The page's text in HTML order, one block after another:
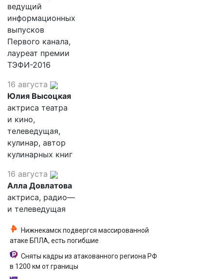
ведущий
информационных
выпусков
Первого канала,
лауреат премии
ТЭФИ-2016
16 августа
Юлия Высоцкая
актриса театра
и кино,
телеведущая,
кулинар, автор
кулинарных книг
16 августа
Алла Довлатова
актриса, радио—
и телеведущая
Нижнекамск подвергся массированной
атаке БПЛА, есть погибшие
Сняты кадры из атакованного региона РФ
в 1200 км от границы